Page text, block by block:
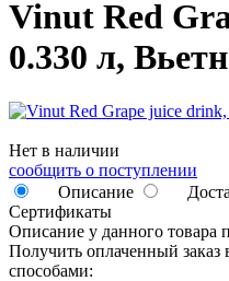
Vinut Red
0.330 л,
Нет в наличии
сообщить о поступлении
Описание
Сертификаты
Описание у данного товара
Получить оплаченный
способами: